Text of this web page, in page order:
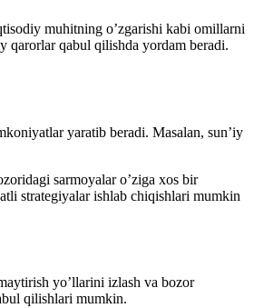
muhitning o’zgarishi kabi omillarni
qarorlar qabul qilishda yordam beradi.
yaratib beradi. Masalan, sun’iy
sarmoyalar o’ziga xos bir
strategiyalar ishlab chiqishlari mumkin
yo’llarini izlash va bozor
qilishlari mumkin.